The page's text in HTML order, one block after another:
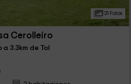
31 Fotos
Cerolleiro
3.3km de Tol